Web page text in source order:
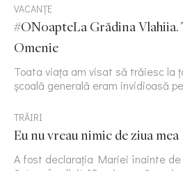
VACANȚE
#ONoapteLa Grădina Vlahiia.
Omenie
Toata viața am visat să trăiesc la
școală generală eram invidioasă
TRĂIRI
Eu nu vreau nimic de ziua mea
A fost declarația Mariei înainte